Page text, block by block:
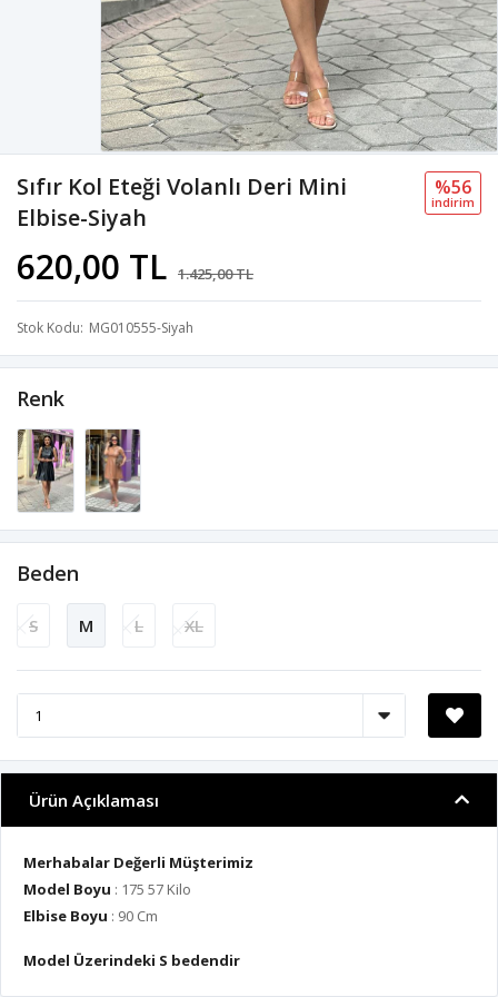
Sıfır Kol Eteği Volanlı Deri Mini
Elbise-Siyah
620,00 TL 1.425,00 TL
%56
i̇ndi̇ri̇m
Stok Kodu MG010555-Siyah
Renk
Beden
S M L XL
Ürün Açıklaması
Merhabalar Değerli Müşterimiz
Model Boyu : 175 57 Kilo
Elbise Boyu : 90 Cm
Model Üzerindeki S bedendir